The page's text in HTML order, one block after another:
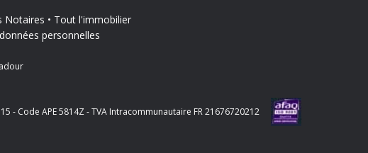
Notaires
Tout l'immobilier
personnelles
- Code APE 5814Z - TVA Intracommunautaire FR 21676720212